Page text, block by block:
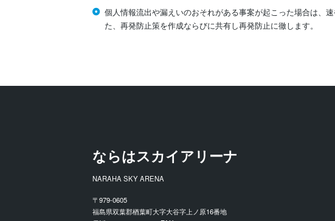
個人情報流出や漏えいのおそれがある事案が起こった場合は、
た、再発防止策を作成ならびに共有し再発防止に徹します。
ならはスカイアリーナ
NARAHA SKY ARENA
〒979-0605
福島県双葉郡楢葉町大字大谷字上ノ原16番地